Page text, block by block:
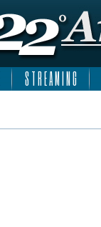
S T R E A M I N G